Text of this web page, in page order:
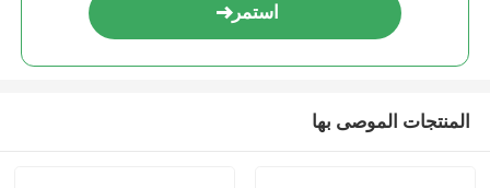
استمر
المنتجات الموصى بها